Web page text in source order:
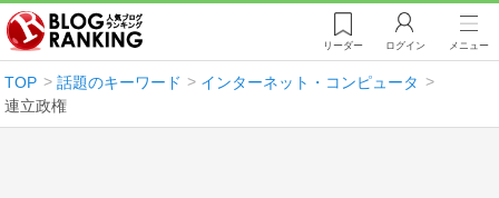
リーダー ログイン メニュー
TOP 話題のキーワード
インターネット・コンピュータ
連立政権